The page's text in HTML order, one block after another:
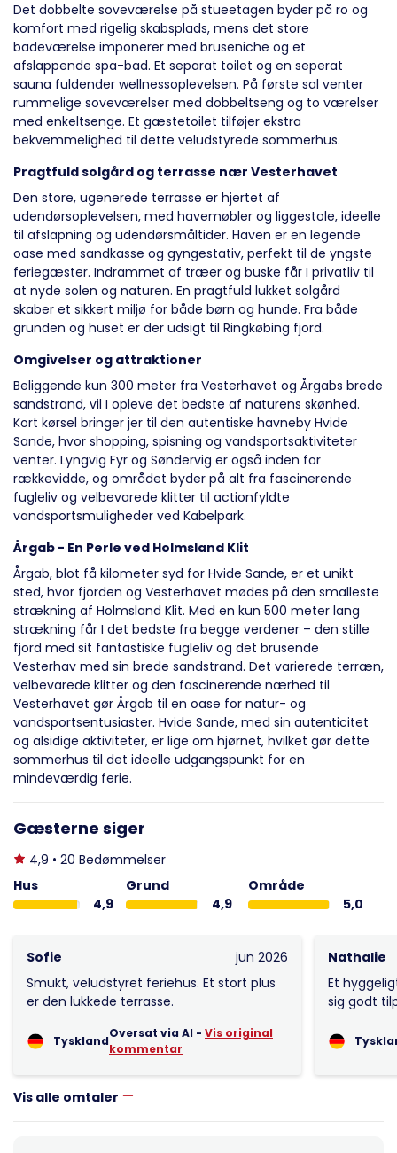
Det dobbelte soveværelse på stueetagen byder på ro og
komfort med rigelig skabsplads, mens det store
badeværelse imponerer med bruseniche og et
afslappende spa-bad. Et separat toilet og en seperat
sauna fuldender wellnessoplevelsen. På første sal venter
rummelige soveværelser med dobbeltseng og to værelser
med enkeltsenge. Et gæstetoilet tilføjer ekstra
bekvemmelighed til dette veludstyrede sommerhus.
Pragtfuld solgård og terrasse nær Vesterhavet
Den store, ugenerede terrasse er hjertet af
udendørsoplevelsen, med havemøbler og liggestole, ideelle
til afslapning og udendørsmåltider. Haven er en legende
oase med sandkasse og gyngestativ, perfekt til de yngste
feriegæster. Indrammet af træer og buske får I privatliv til
at nyde solen og naturen. En pragtfuld lukket solgård
skaber et sikkert miljø for både børn og hunde. Fra både
grunden og huset er der udsigt til Ringkøbing fjord.
Omgivelser og attraktioner
Beliggende kun 300 meter fra Vesterhavet og Årgabs brede
sandstrand, vil I opleve det bedste af naturens skønhed.
Kort kørsel bringer jer til den autentiske havneby Hvide
Sande, hvor shopping, spisning og vandsportsaktiviteter
venter. Lyngvig Fyr og Søndervig er også inden for
rækkevidde, og området byder på alt fra fascinerende
fugleliv og velbevarede klitter til actionfyldte
vandsportsmuligheder ved Kabelpark.
Årgab - En Perle ved Holmsland Klit
Årgab, blot få kilometer syd for Hvide Sande, er et unikt
sted, hvor fjorden og Vesterhavet mødes på den smalleste
strækning af Holmsland Klit. Med en kun 500 meter lang
strækning får I det bedste fra begge verdener – den stille
fjord med sit fantastiske fugleliv og det brusende
Vesterhav med sin brede sandstrand. Det varierede terræn,
velbevarede klitter og den fascinerende nærhed til
Vesterhavet gør Årgab til en oase for natur- og
vandsportsentusiaster. Hvide Sande, med sin autenticitet
og alsidige aktiviteter, er lige om hjørnet, hvilket gør dette
sommerhus til det ideelle udgangspunkt for en
mindeværdig ferie.
Gæsterne siger
4,9 • 20 Bedømmelser
Hus
4,9
Grund
4,9
Område
5,0
Sofie
jun 2026
Smukt, veludstyret feriehus. Et stort plus
er den lukkede terrasse.
Tyskland
Oversat via AI - Vis original
kommentar
Nathalie
Et
sig godt
Vis alle omtaler